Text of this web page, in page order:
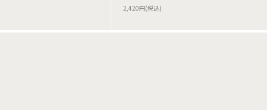
2,420円(税込)